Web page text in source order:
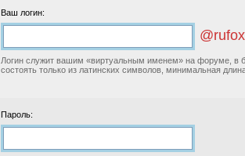
Ваш логин:
Логин служит вашим «виртуальным именем» на форуме, в
состоять только из латинских символов, минимальная
Пароль: